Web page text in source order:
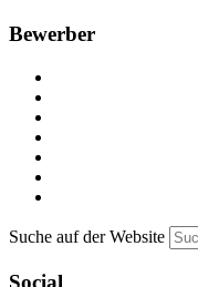
Bewerber
Suche auf der Website
Social